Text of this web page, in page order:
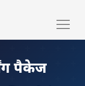
पैकेज